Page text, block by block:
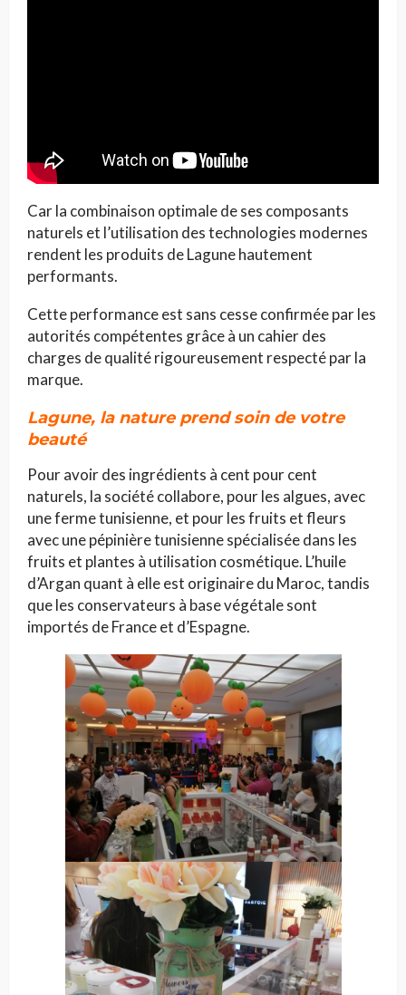
Car la combinaison optimale de ses composants
naturels et l’utilisation des technologies modernes
rendent les produits de Lagune hautement
performants.
Cette performance est sans cesse confirmée par les
autorités compétentes grâce à un cahier des
charges de qualité rigoureusement respecté par la
marque.
Lagune, la nature prend soin de votre
beauté
Pour avoir des ingrédients à cent pour cent
naturels, la société collabore, pour les algues, avec
une ferme tunisienne, et pour les fruits et fleurs
avec une pépinière tunisienne spécialisée dans les
fruits et plantes à utilisation cosmétique. L’huile
d’Argan quant à elle est originaire du Maroc, tandis
que les conservateurs à base végétale sont
importés de France et d’Espagne.